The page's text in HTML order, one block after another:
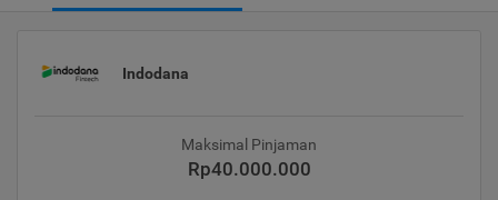
Indodana
Maksimal Pinjaman
Rp40.000.000